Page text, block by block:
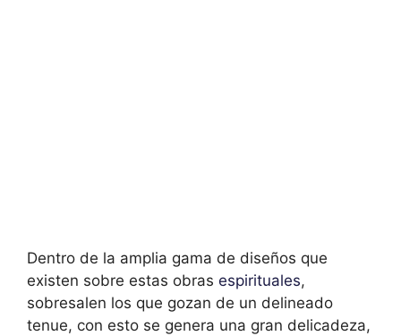
Dentro de la amplia gama de diseños que
existen sobre estas obras espirituales,
sobresalen los que gozan de un delineado
tenue, con esto se genera una gran delicadeza,